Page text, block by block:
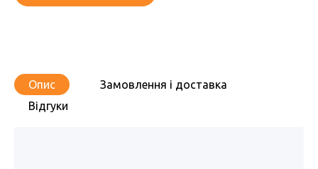
Опис
Замовлення і доставка
Відгуки